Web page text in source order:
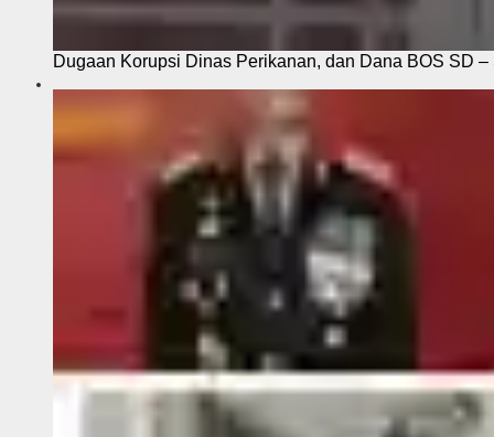
Dugaan Korupsi Dinas Perikanan, dan Dana BOS SD